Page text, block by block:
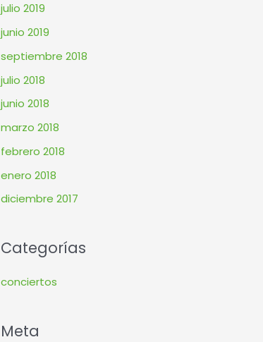
julio 2019
junio 2019
septiembre 2018
julio 2018
junio 2018
marzo 2018
febrero 2018
enero 2018
diciembre 2017
Categorías
conciertos
Meta